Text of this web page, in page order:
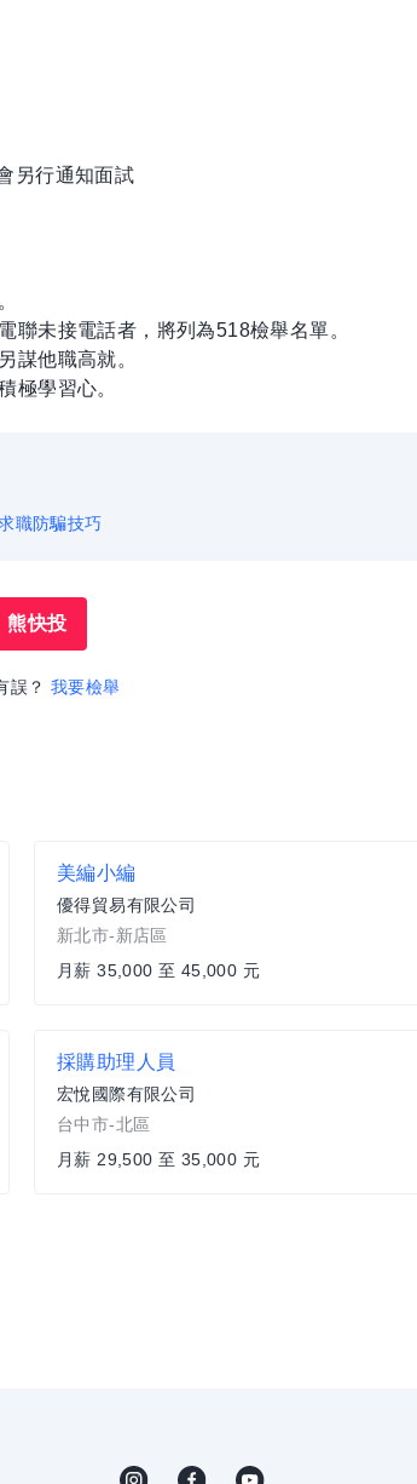
另行通知面試
聯未接電話者，將列為518檢舉名單。
謀他職高就。
極學習心。
職防騙技巧
熊快投
誤？ 我要檢舉
美編小編
優得貿易有限公司
新北市-新店區
月薪 35,000 至 45,000 元
採購助理人員
宏悅國際有限公司
台中市-北區
月薪 29,500 至 35,000 元